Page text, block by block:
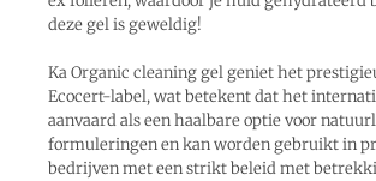
deze gel is geweldig!
Ka Organic cleaning gel geniet het
Ecocert-label, wat betekent dat het
aanvaard als een haalbare optie voor
formuleringen en kan worden gebruikt in
bedrijven met een strikt beleid met